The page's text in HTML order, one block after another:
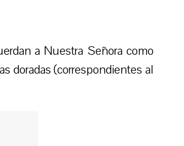
a Nuestra Señora como
doradas (correspondientes al